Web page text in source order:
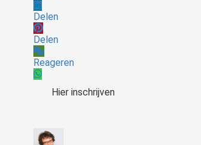
Delen
Delen
Reageren
Hier inschrijven